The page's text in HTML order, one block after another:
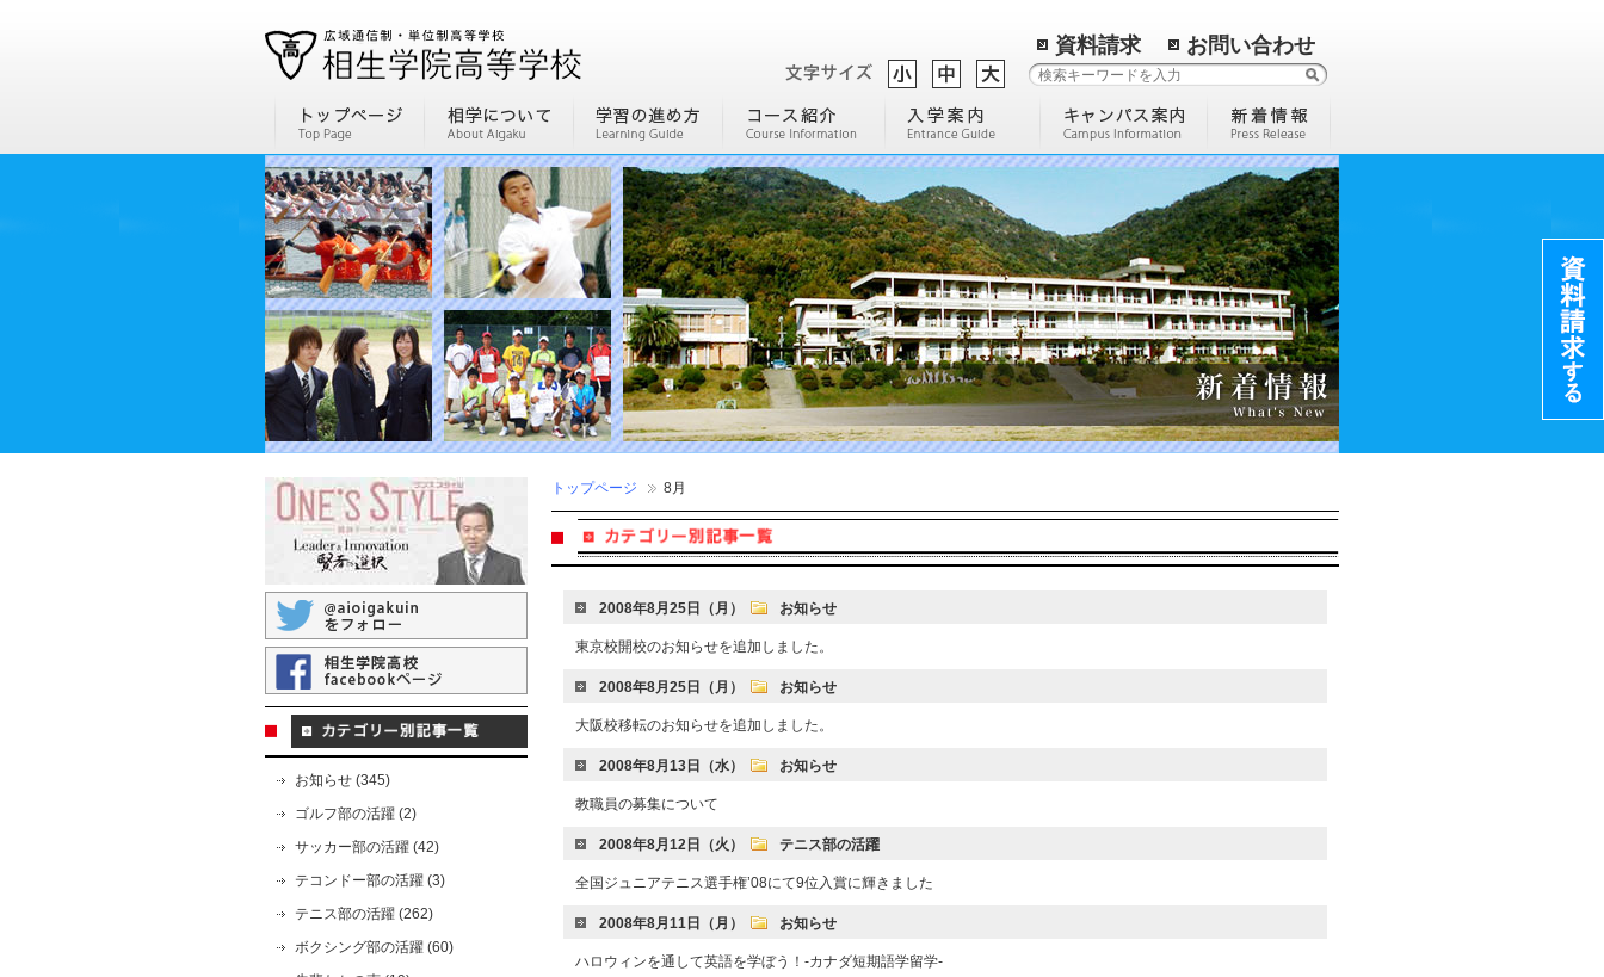
資料請求 お問い合わせ
トップページ 8月
2008年8月25日（月） お知らせ
東京校開校のお知らせを追加しました。
2008年8月25日（月） お知らせ
大阪校移転のお知らせを追加しました。
2008年8月13日（水） お知らせ
教職員の募集について
2008年8月12日（火） テニス部の活躍
全国ジュニアテニス選手権’08にて9位入賞に輝きました
2008年8月11日（月） お知らせ
ハロウィンを通して英語を学ぼう！-カナダ短期語学留学-
お知らせ (345)
ゴルフ部の活躍 (2)
サッカー部の活躍 (42)
テコンドー部の活躍 (3)
テニス部の活躍 (262)
ボクシング部の活躍 (60)